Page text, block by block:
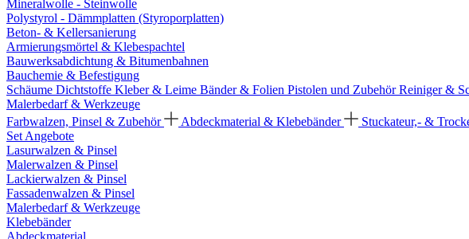
Mineralwolle - Steinwolle
Polystyrol - Dämmplatten (Styroporplatten)
Beton- & Kellersanierung
Armierungsmörtel & Klebespachtel
Bauwerksabdichtung & Bitumenbahnen
Bauchemie & Befestigung
Schäume Dichtstoffe Kleber & Leime Bänder & Folien Pistolen und ZubehörReiniger &
Malerbedarf & Werkzeuge
Farbwalzen, Pinsel & Zubehör
Abdeckmaterial & Klebebänder Stuckateur,- &
Set Angebote
Lasurwalzen & Pinsel
Malerwalzen & Pinsel
Lackierwalzen & Pinsel
Fassadenwalzen & Pinsel
Malerbedarf & Werkzeuge
Klebebänder
Abdeckmaterial